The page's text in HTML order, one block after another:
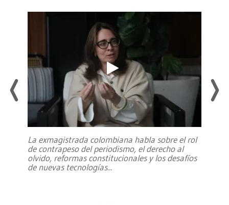
La exmagistrada colombiana habla sobre el rol
de contrapeso del periodismo, el derecho al
olvido, reformas constitucionales y los desafíos
de nuevas tecnologías...